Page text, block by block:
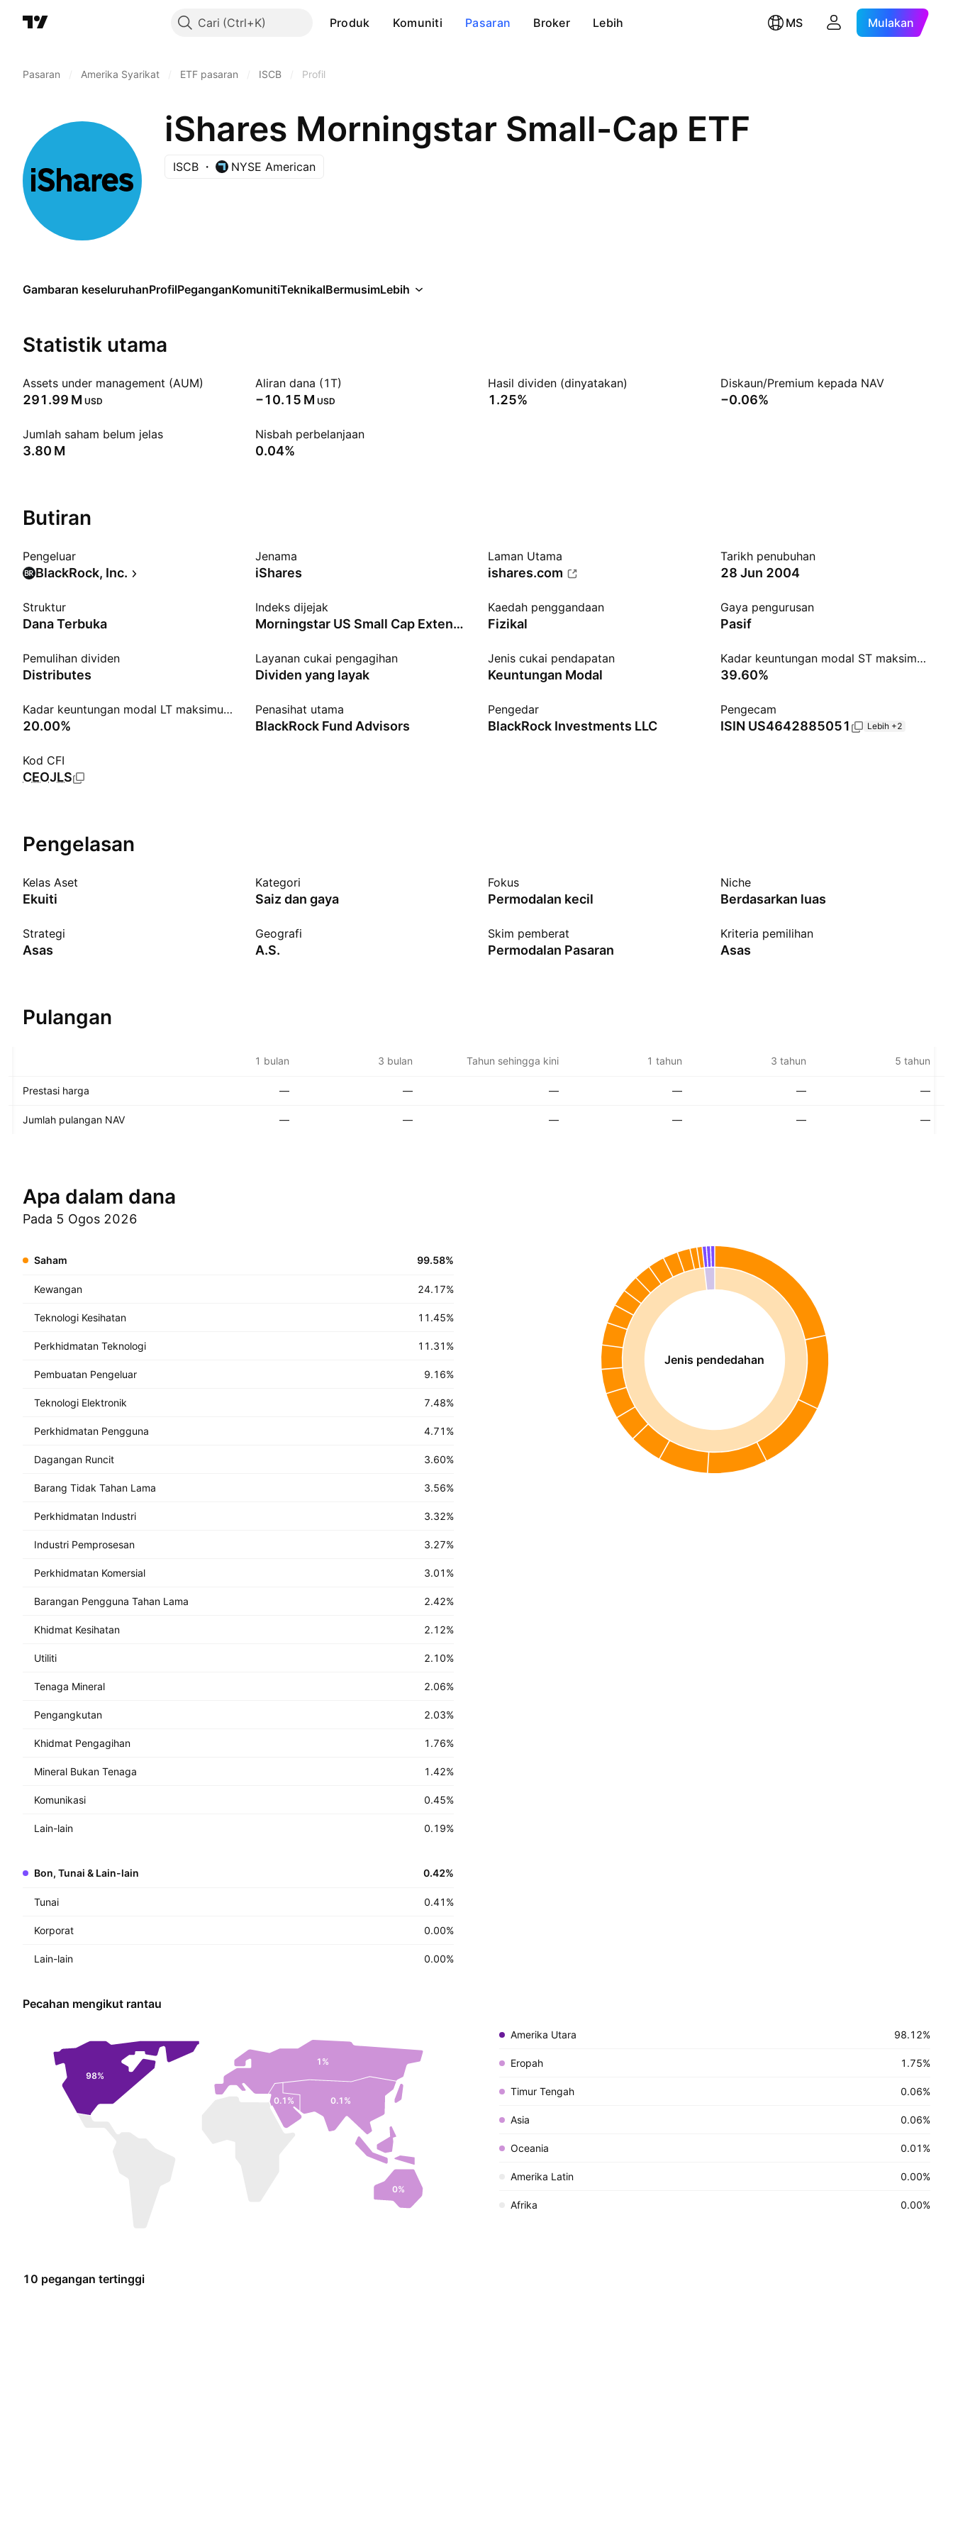
Cari Produk Komuniti Pasaran Broker Lebih MS Mulakan
Pasaran Amerika Syarikat ETF pasaran ISCB Profil
iShares Morningstar Small-Cap ETF
ISCB NYSE American
Gambaran keseluruhanProfilPeganganKomunitiTeknikalBermusimLebih
Statistik utama
Assets under management (AUM)
‪291.99 M‬ USD
Aliran dana (1T)
‪−10.15 M‬ USD
Hasil dividen (dinyatakan)
1.25%
Diskaun/Premium kepada NAV
−0.06%
Jumlah saham belum jelas
‪3.80 M‬
Nisbah perbelanjaan
0.04%
Butiran
Pengeluar
BlackRock, Inc.
Jenama
iShares
Laman Utama
ishares.com
Tarikh penubuhan
28 Jun 2004
Struktur
Dana Terbuka
Indeks dijejak
Morningstar US Small Cap Extended Market
Kaedah penggandaan
Fizikal
Gaya pengurusan
Pasif
Pemulihan dividen
Distributes
Layanan cukai pengagihan
Dividen yang layak
Jenis cukai pendapatan
Keuntungan Modal
Kadar keuntungan modal ST maksimum
39.60%
Kadar keuntungan modal LT maksimum
20.00%
Penasihat utama
BlackRock Fund Advisors
Pengedar
BlackRock Investments LLC
Pengecam
ISIN US4642885051 Lebih +2
Kod CFI
CEOJLS
Pengelasan
Kelas Aset
Ekuiti
Kategori
Saiz dan gaya
Fokus
Permodalan kecil
Niche
Berdasarkan luas
Strategi
Asas
Geografi
A.S.
Skim pemberat
Permodalan Pasaran
Kriteria pemilihan
Asas
Pulangan
1 bulan 3 bulan Tahun sehingga kini 1 tahun 3 tahun 5 tahun
Prestasi harga — — — — — —
Jumlah pulangan NAV — — — — — —
Apa dalam dana
Pada 5 Ogos 2026
Jenis pendedahan
Saham 99.58%
Kewangan 24.17%
Teknologi Kesihatan 11.45%
Perkhidmatan Teknologi 11.31 %
Pembuatan Pengeluar 9.16%
Teknologi Elektronik 7.48%
Perkhidmatan Pengguna 4.71 %
Dagangan Runcit 3.60%
Barang Tidak Tahan Lama 3.56%
Perkhidmatan Industri 3.32%
Industri Pemprosesan 3.27%
Perkhidmatan Komersial 3.01 %
Barangan Pengguna Tahan Lama 2.42%
Khidmat Kesihatan 2.12%
Utiliti 2.10%
Tenaga Mineral 2.06%
Pengangkutan 2.03%
Khidmat Pengagihan 1.76%
Mineral Bukan Tenaga 1.42%
Komunikasi 0.45%
Lain-lain 0.19%
Bon, Tunai & Lain-lain 0.42%
Tunai 0.41 %
Korporat 0.00%
Lain-lain 0.00%
Pecahan mengikut rantau
0%
98%
1%
0.1% 0.1%
Amerika Utara 98.12%
Eropah 1.75%
Timur Tengah 0.06%
Asia 0.06%
Oceania 0.01%
Amerika Latin 0.00%
Afrika 0.00%
10 pegangan tertinggi